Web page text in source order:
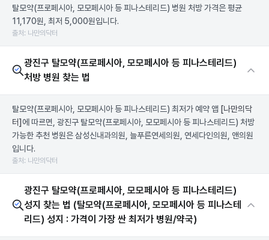
탈모약(프로페시아, 모모페시아 등 피나스테리드) 병원 처방 가격은 평균
11,170원, 최저 5,000원입니다.
출처: 나만의닥터
광진구 탈모약(프로페시아, 모모페시아 등 피나스테리드)
처방 병원 찾는 법
탈모약(프로페시아, 모모페시아 등 피나스테리드) 최저가 예약 앱 [나만의닥
터] 에 따르면, 광진구 탈모약(프로페시아, 모모페시아 등 피나스테리드) 처방
가능한 추천 병원은 삼성신내과의원, 늘푸른연세의원, 연세다인의원, 앤의원
입니다.
출처: 나만의닥터
광진구 탈모약(프로페시아, 모모페시아 등 피나스테리드)
성지 찾는 법 (탈모약(프로페시아, 모모페시아 등 피나스테
리드) 성지 : 가격이 가장 싼 최저가 병원/약국)